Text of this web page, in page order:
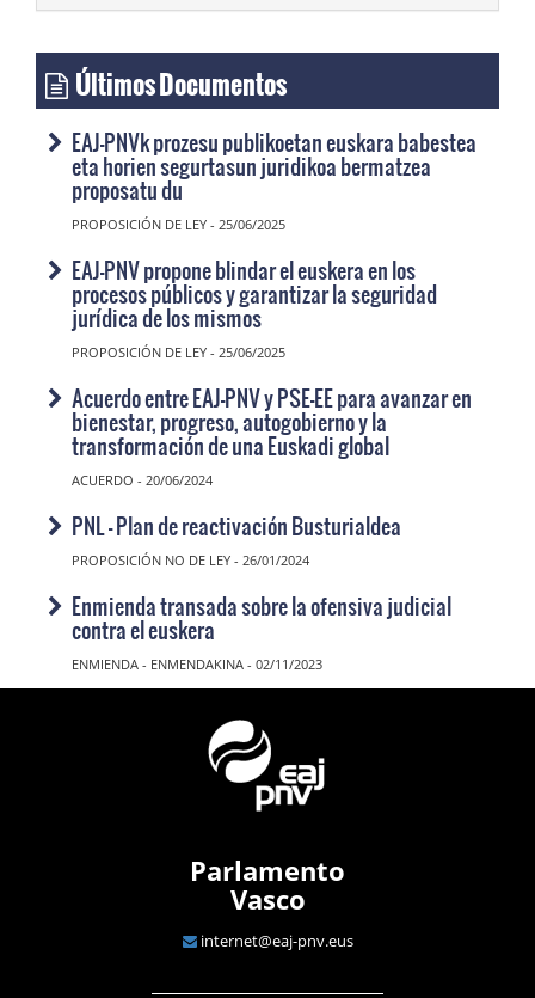
Últimos Documentos
EAJ-PNVk prozesu publikoetan euskara babestea
eta horien segurtasun juridikoa bermatzea
proposatu du
PROPOSICIÓN DE LEY - 25/06/2025
EAJ-PNV propone blindar el euskera en los
procesos públicos y garantizar la seguridad
jurídica de los mismos
PROPOSICIÓN DE LEY - 25/06/2025
Acuerdo entre EAJ-PNV y PSE-EE para avanzar en
bienestar, progreso, autogobierno y la
transformación de una Euskadi global
ACUERDO - 20/06/2024
PNL - Plan de reactivación Busturialdea
PROPOSICIÓN NO DE LEY - 26/01/2024
Enmienda transada sobre la ofensiva judicial
contra el euskera
ENMIENDA - ENMENDAKINA - 02/11/2023
Parlamento
Vasco
internet@eaj-pnv.eus